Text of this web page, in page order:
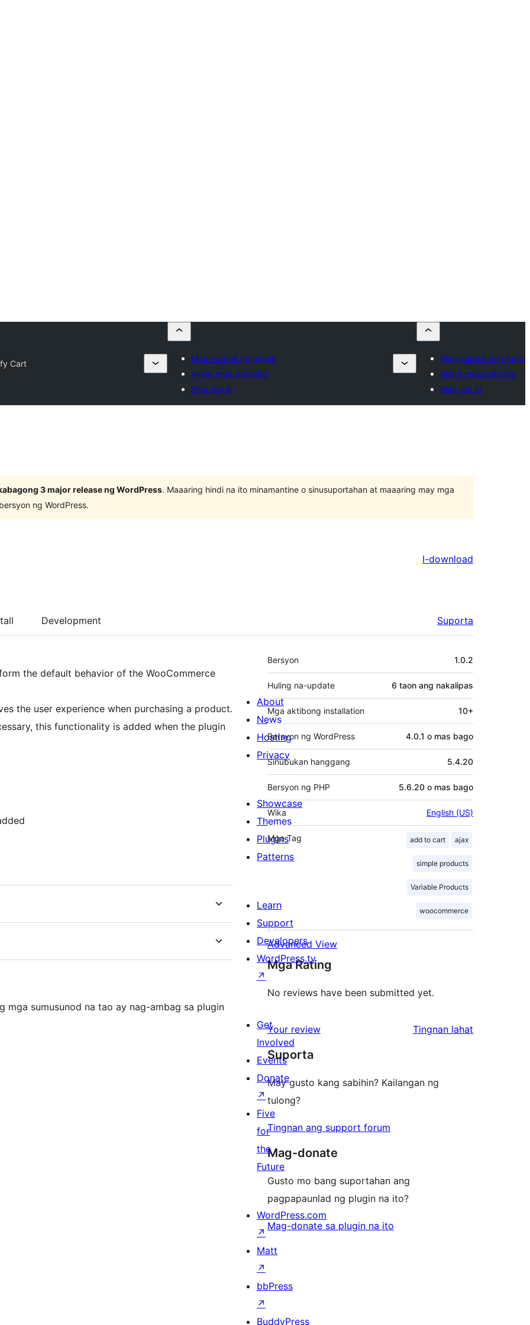
Cart
Mag-submit ng plugin
Aking mga paborito
Mag-log in
Mag-submit ng plugin
Aking mga paborito
Mag-log in
3 major release ng WordPress. Maaaring hindi na ito minamantine o sinusuportahan at maaaring may mga
ng WordPress.
I-download
Development Suporta
the default behavior of the WooCommerce
the user experience when purchasing a product.
this functionality is added when the plugin
mga sumusunod na tao ay nag-ambag sa plugin
Meta
Bersyon 1.0.2
Huling na-update 6 taon ang nakalipas
Mga aktibong installation 10+
Bersyon ng WordPress 4.0.1 o mas bago
Sinubukan hanggang 5.4.20
Bersyon ng PHP 5.6.20 o mas bago
Wika English (US)
Mga Tag add to cart ajax
simple products
Variable Products
woocommerce
Advanced View
Mga Rating
No reviews have been submitted yet.
Your review Tingnan lahat
Suporta
May gusto kang sabihin? Kailangan ng
tulong?
Tingnan ang support forum
Mag-donate
Gusto mo bang suportahan ang
pagpapaunlad ng plugin na ito?
Mag-donate sa plugin na ito
About
News
Hosting
Privacy
Showcase
Themes
Plugins
Patterns
Learn
Support
Developers
WordPress.tv
↗
Get
Involved
Events
Donate
↗
Five
for
the
Future
WordPress.com
↗
Matt
↗
bbPress
↗
BuddyPress